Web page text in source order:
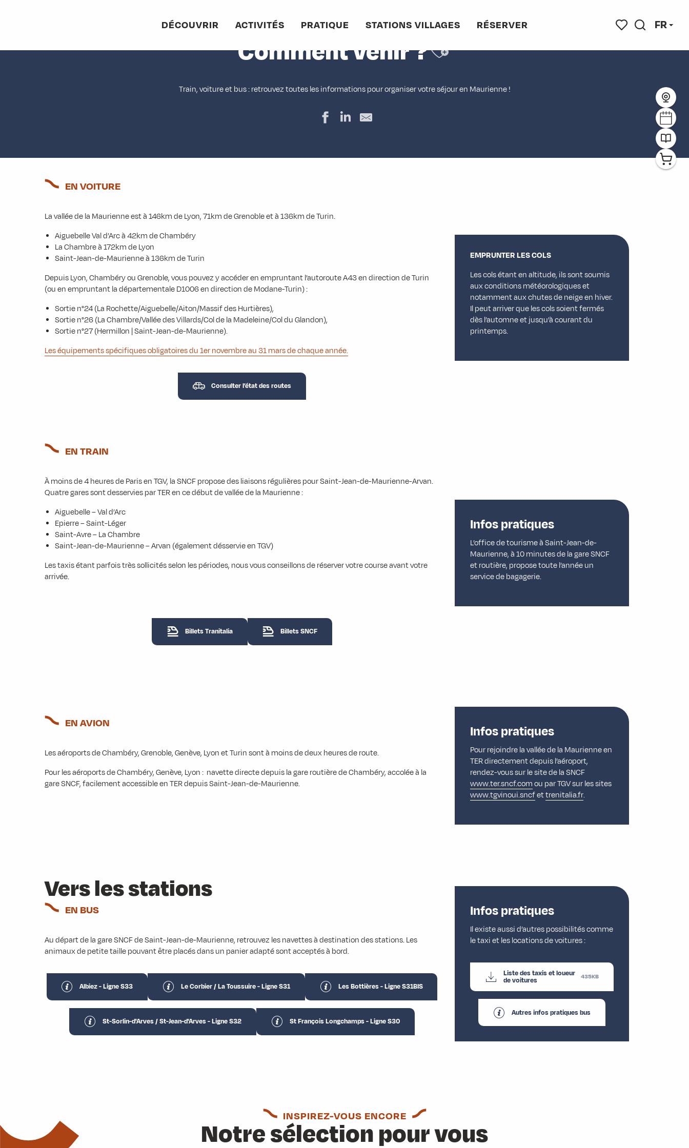
FR
DÉCOUVRIR ACTIVITÉS PRATIQUE STATIONS VILLAGES RÉSERVER
Comment venir ?Ajouter aux favoris
Train, voiture et bus : retrouvez toutes les informations pour organiser votre séjour en Maurienne !
EN VOITURE
La vallée de la Maurienne est à 146km de Lyon, 71km de Grenoble et à 136km de Turin.
Aiguebelle Val d’Arc à 42km de Chambéry
La Chambre à 172km de Lyon
Saint-Jean-de-Maurienne à 136km de Turin
Depuis Lyon, Chambéry ou Grenoble, vous pouvez y accéder en empruntant l’autoroute A43 en direction de Turin
(ou en empruntant la départementale D1006 en direction de Modane-Turin) :
Sortie n°24 (La Rochette/Aiguebelle/Aiton/Massif des Hurtières),
Sortie n°26 (La Chambre/Vallée des Villards/Col de la Madeleine/Col du Glandon),
Sortie n°27 (Hermillon | Saint-Jean-de-Maurienne).
Les équipements spécifiques obligatoires du 1er novembre au 31 mars de chaque année.
Consulter l’état des routes
EMPRUNTER LES COLS
Les cols étant en altitude, ils sont soumis
aux conditions météorologiques et
notamment aux chutes de neige en hiver.
Il peut arriver que les cols soient fermés
dès l’automne et jusqu’à courant du
printemps.
EN TRAIN
À moins de 4 heures de Paris en TGV, la SNCF propose des liaisons régulières pour Saint-Jean-de-Maurienne-Arvan.
Quatre gares sont desservies par TER en ce début de vallée de la Maurienne :
Aiguebelle – Val d’Arc
Epierre – Saint-Léger
Saint-Avre – La Chambre
Saint-Jean-de-Maurienne – Arvan (également désservie en TGV)
Les taxis étant parfois très sollicités selon les périodes, nous vous conseillons de réserver votre course avant votre
arrivée.
Billets Tranitalia Billets SNCF
Infos pratiques
L’office de tourisme à Saint-Jean-de-
Maurienne, à 10 minutes de la gare SNCF
et routière, propose toute l’année un
service de bagagerie.
EN AVION
Les aéroports de Chambéry, Grenoble, Genève, Lyon et Turin sont à moins de deux heures de route.
Pour les aéroports de Chambéry, Genève, Lyon : navette directe depuis la gare routière de Chambéry, accolée à la
gare SNCF, facilement accessible en TER depuis Saint-Jean-de-Maurienne.
Infos pratiques
Pour rejoindre la vallée de la Maurienne en
TER directement depuis l’aéroport,
rendez-vous sur le site de la SNCF
www.ter.sncf.comou par TGV sur les sites
www.tgvinoui.sncfettrenitalia.fr.
Vers les stations
EN BUS
Au départ de la gare SNCF de Saint-Jean-de-Maurienne, retrouvez les navettes à destination des stations. Les
animaux de petite taille pouvant être placés dans un panier adapté sont acceptés à bord.
Albiez - Ligne S33 Le Corbier / La Toussuire - Ligne S31 Les Bottières - Ligne S31BIS
St-Sorlin-d'Arves / St-Jean-d'Arves - Ligne S32 St François Longchamps - Ligne S30
Infos pratiques
Il existe aussi d’autres possibilités comme
le taxi et les locations de voitures :
Liste des taxis et loueur
de voitures 435KB
Autres infos pratiques bus
INSPIREZ-VOUS ENCORE
Notre sélection pour vous